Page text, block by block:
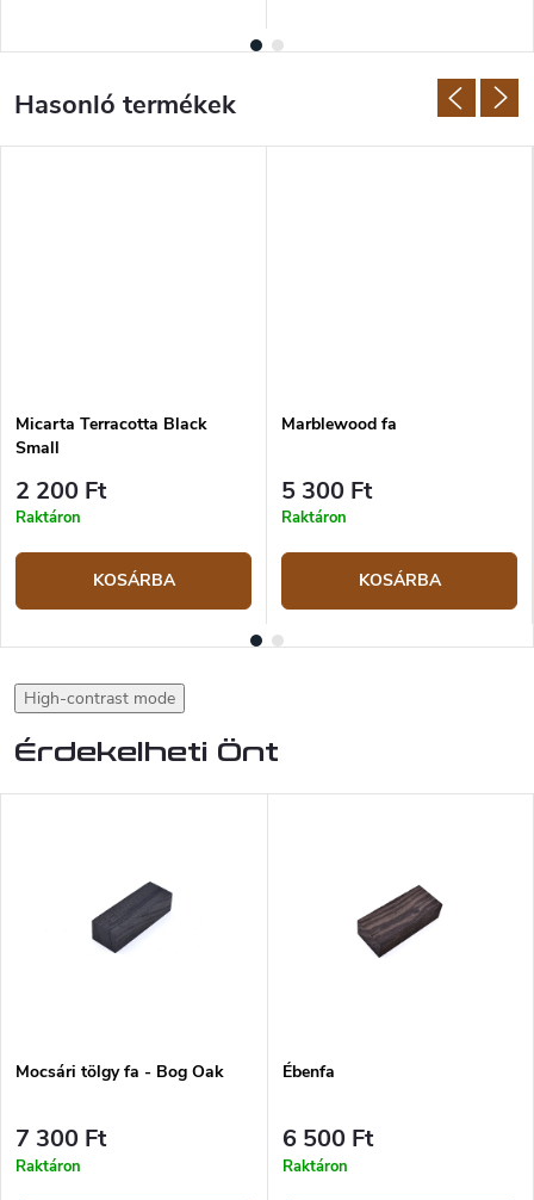
Micarta Terracotta Black
Small
2 200 Ft
Raktáron
KOSÁRBA
Marblewood fa
5 300 Ft
Raktáron
KOSÁRBA
High-contrast mode
Érdekelheti Önt
Mocsári tölgy fa - Bog Oak
7 300 Ft
Raktáron
Ébenfa
6 500 Ft
Raktáron